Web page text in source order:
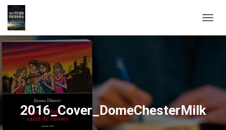
2016_Cover_DomeChesterMilk